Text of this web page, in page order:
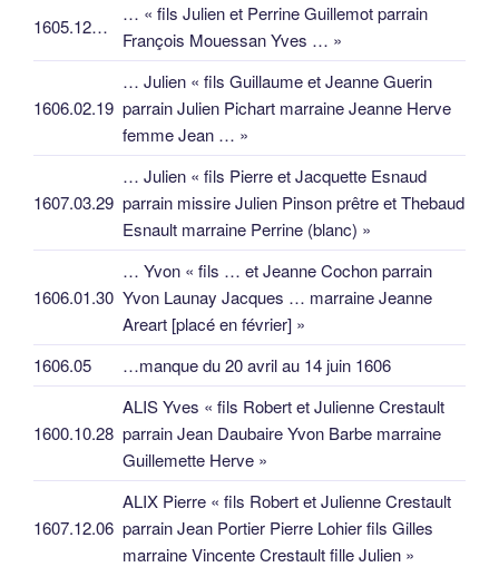
1605.12…
… « fils Julien et Perrine Guillemot parrain
François Mouessan Yves … »
1606.02.19
… Julien « fils Guillaume et Jeanne Guerin
parrain Julien Pichart marraine Jeanne Herve
femme Jean … »
1607.03.29
… Julien « fils Pierre et Jacquette Esnaud
parrain missire Julien Pinson prêtre et Thebaud
Esnault marraine Perrine (blanc) »
1606.01.30
… Yvon « fils … et Jeanne Cochon parrain
Yvon Launay Jacques … marraine Jeanne
Areart [placé en février] »
1606.05
…manque du 20 avril au 14 juin 1606
1600.10.28
ALIS Yves « fils Robert et Julienne Crestault
parrain Jean Daubaire Yvon Barbe marraine
Guillemette Herve »
1607.12.06
ALIX Pierre « fils Robert et Julienne Crestault
parrain Jean Portier Pierre Lohier fils Gilles
marraine Vincente Crestault fille Julien »